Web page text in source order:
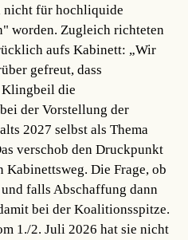
nicht für hochliquide
worden. Zugleich richteten
aufs Kabinett: „Wir
gefreut, dass
Klingbeil die
der Vorstellung der
2027 selbst als Thema
verschob den Druckpunkt
Kabinettsweg. Die Frage, ob
falls Abschaffung dann
bei der Koalitionsspitze.
1./2. Juli 2026 hat sie nicht